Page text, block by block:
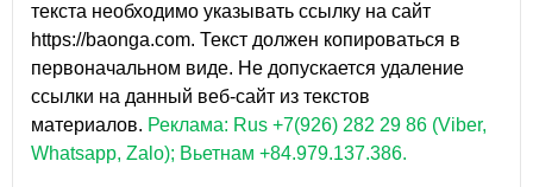
текста необходимо указывать ссылку на сайт
https://baonga.com. Текст должен копироваться в
первоначальном виде. Не допускается удаление
ссылки на данный веб-сайт из текстов
материалов. Реклама: Rus +7(926) 282 29 86 (Viber,
Whatsapp, Zalo); Вьетнам +84.979.137.386.